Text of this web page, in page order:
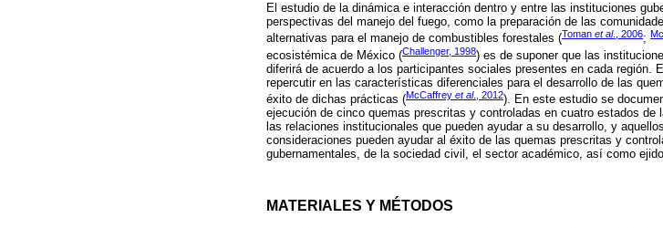
El estudio de la dinámica e interacción dentro y entre las instituciones
perspectivas del manejo del fuego, como la preparación de las
alternativas para el manejo de combustibles forestales (Toman et al., 2006;
ecosistémica de México (Challenger, 1998) es de suponer que las
diferirá de acuerdo a los participantes sociales presentes en cada región.
repercutir en las características diferenciales para el desarrollo de las
éxito de dichas prácticas (McCaffrey et al., 2012). En este estudio se
ejecución de cinco quemas prescritas y controladas en cuatro estados
las relaciones institucionales que pueden ayudar a su desarrollo, y
consideraciones pueden ayudar al éxito de las quemas prescritas y
gubernamentales, de la sociedad civil, el sector académico, así como
MATERIALES Y MÉTODOS